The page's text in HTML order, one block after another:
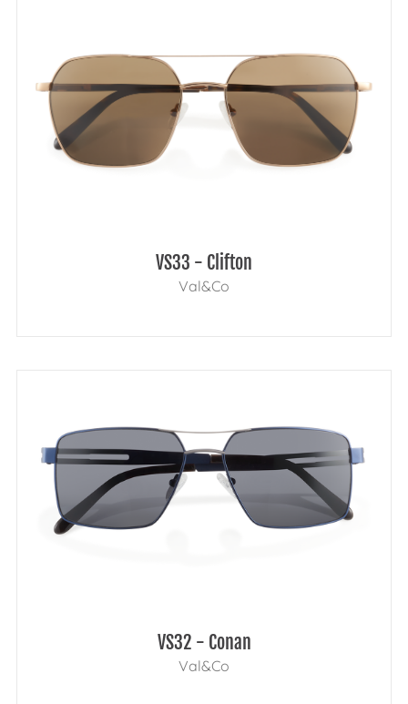
VS33 - Clifton
Val&Co
VS32 - Conan
Val&Co